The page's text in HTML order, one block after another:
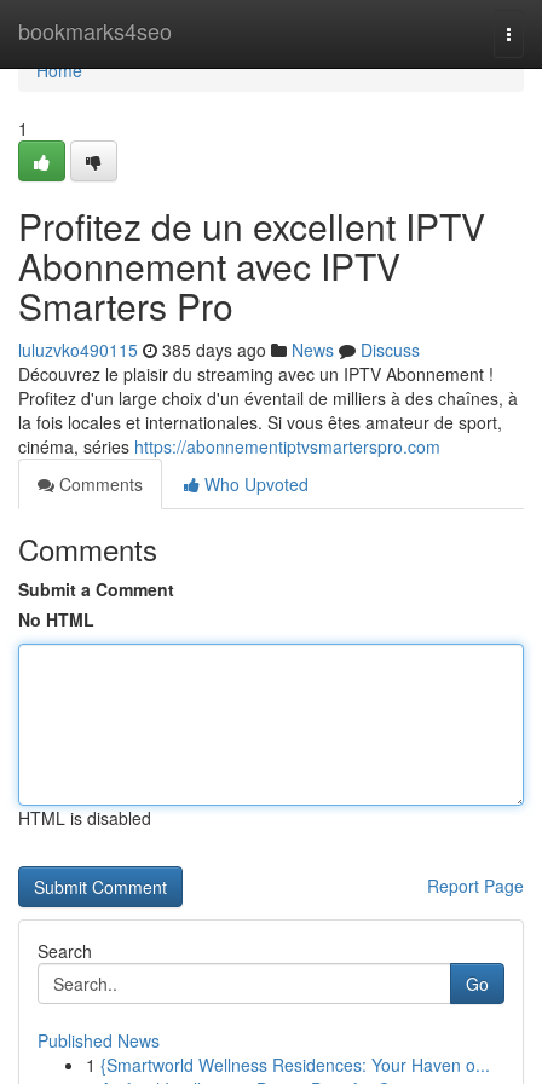
bookmarks4seo
Home
Home
1
Profitez de un excellent IPTV
Abonnement avec IPTV
Smarters Pro
luluzvko490115 385 days ago News
Discuss
Découvrez le plaisir du streaming avec un IPTV Abonnement !
Profitez d'un large choix d'un éventail de milliers à des chaînes, à
la fois locales et internationales. Si vous êtes amateur de sport,
cinéma, séries https://abonnementiptvsmarterspro.com
Comments
Who Upvoted
Comments
Submit a Comment
No HTML
HTML is disabled
Report Page
Search
Go
Published News
1 {Smartworld Wellness Residences: Your Haven o...